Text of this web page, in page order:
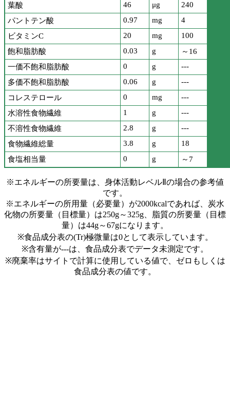
葉酸
46 μg
240
パントテン酸
0.97 mg
4
ビタミンC
20 mg
100
飽和脂肪酸
0.03 g
～16
一価不飽和脂肪酸
0 g
---
多価不飽和脂肪酸
0.06 g
---
コレステロール
0 mg
---
水溶性食物繊維
1 g
---
不溶性食物繊維
2.8 g
---
食物繊維総量
3.8 g
18
食塩相当量
0 g ～7
※エネルギーの所要量は、身体活動レベルⅡの場合の参考値
です。
※エネルギーの所用量（必要量）が2000kcalであれば、炭水
化物の所要量（目標量）は250g～325g、脂質の所要量（目標
量）は44g～67gになります。
※食品成分表の(Tr)極微量は0として表示しています。
※含有量が---は、食品成分表でデータ未測定です。
※廃棄率はサイトで計算に使用している値で、ゼロもしくは
食品成分表の値です。